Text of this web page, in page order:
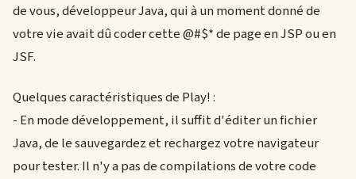
de vous, développeur Java, qui à un moment donné de
votre vie avait dû coder cette @#$* de page en JSP ou en
JSF.
Quelques caractéristiques de Play! :
- En mode développement, il suffit d'éditer un fichier
Java, de le sauvegardez et rechargez votre navigateur
pour tester. Il n'y a pas de compilations de votre code